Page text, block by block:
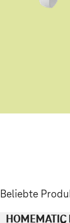
Beliebte
HOMEMATIC